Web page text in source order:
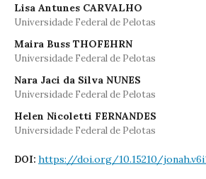
Lisa Antunes CARVALHO
Universidade Federal de Pelotas
Maira Buss THOFEHRN
Universidade Federal de Pelotas
Nara Jaci da Silva NUNES
Universidade Federal de Pelotas
Helen Nicoletti FERNANDES
Universidade Federal de Pelotas
DOI: https://doi.org/10.15210/